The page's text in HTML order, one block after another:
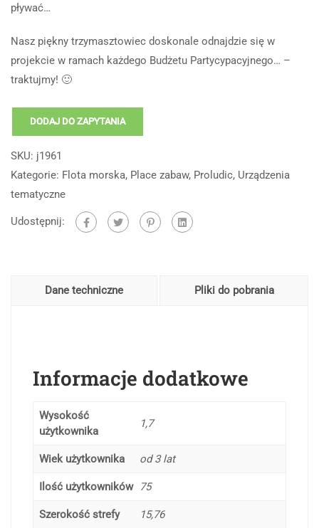
pływać…
Nasz piękny trzymasztowiec doskonale odnajdzie się w
projekcie w ramach każdego Budżetu Partycypacyjnego… –
traktujmy! 🙂
DODAJ DO ZAPYTANIA
SKU: j1961
Kategorie: Flota morska, Place zabaw, Proludic, Urządzenia
tematyczne
Udostępnij:
Dane techniczne Pliki do pobrania
Informacje dodatkowe
Wysokość
użytkownika
1,7
Wiek użytkownika od 3 lat
Ilość użytkowników 75
Szerokość strefy 15,76